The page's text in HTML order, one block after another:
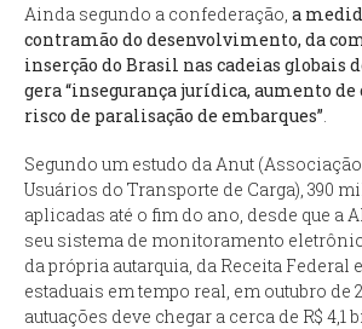
Ainda segundo a confederação, a
contramão do desenvolvimento, da
inserção do Brasil nas cadeias globais
gera “insegurança jurídica, aumento de
risco de paralisação de embarques”
Segundo um estudo da Anut
Usuários do Transporte de Carga), 390
aplicadas até o fim do ano, desde que a
seu sistema de monitoramento
da própria autarquia, da Receita Federal
estaduais em tempo real, em outubro de
autuações deve chegar a cerca de R$ 4,1